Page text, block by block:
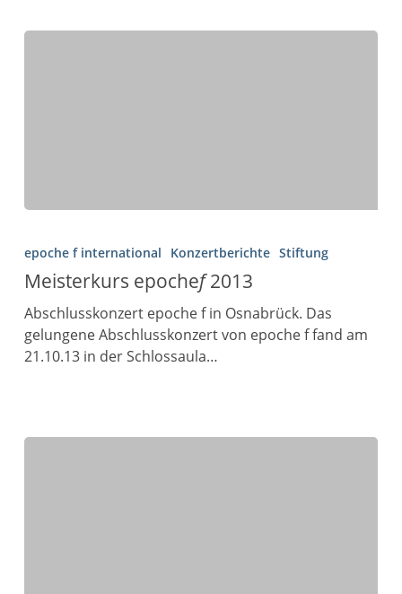
epoche f international Konzertberichte Stiftung
Meisterkurs epochef2013
Abschlusskonzert epoche f in Osnabrück. Das
gelungene Abschlusskonzert von epoche f fand am
21.10.13 in der Schlossaula…